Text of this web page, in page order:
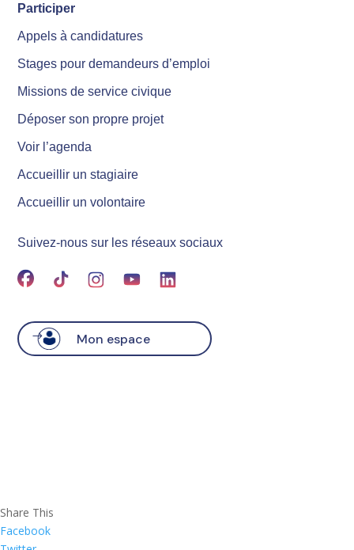
Participer
Appels à candidatures
Stages pour demandeurs d’emploi
Missions de service civique
Déposer son propre projet
Voir l’agenda
Accueillir un stagiaire
Accueillir un volontaire
Suivez-nous sur les réseaux sociaux
Mon espace
Share This
Facebook